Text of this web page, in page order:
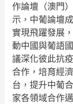
作論壇（澳門
示，中葡論壇
實現飛躍發展
動中國與葡語
議深化彼此抗
合作，培育經
台，提升中葡
家各領域合作